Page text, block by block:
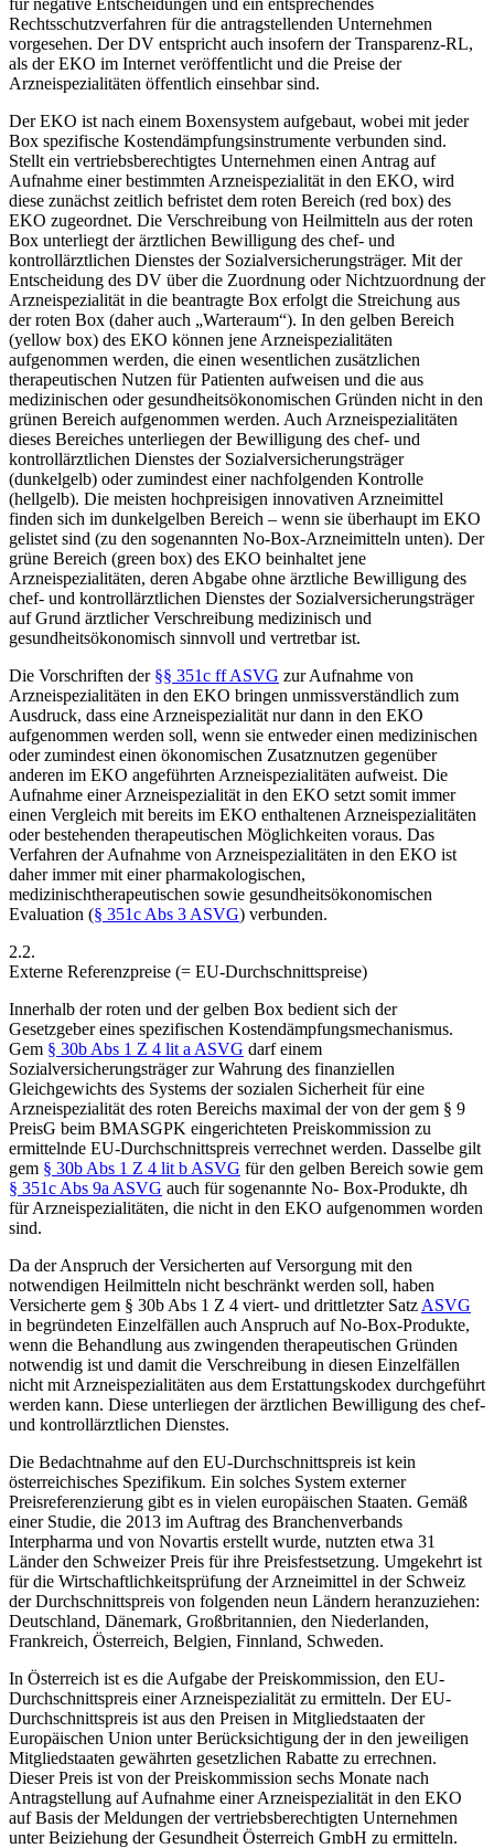
Rechtsschutzverfahren für die antragstellenden Unternehmen
vorgesehen. Der DV entspricht auch insofern der Transparenz-RL,
als der EKO im Internet veröffentlicht und die Preise der
Arzneispezialitäten öffentlich einsehbar sind.
Der EKO ist nach einem Boxensystem aufgebaut, wobei mit jeder
Box spezifische Kostendämpfungsinstrumente verbunden sind.
Stellt ein vertriebsberechtigtes Unternehmen einen Antrag auf
Aufnahme einer bestimmten Arzneispezialität in den EKO, wird
diese zunächst zeitlich befristet dem roten Bereich (red box) des
EKO zugeordnet. Die Verschreibung von Heilmitteln aus der roten
Box unterliegt der ärztlichen Bewilligung des chef- und
kontrollärztlichen Dienstes der Sozialversicherungsträger. Mit der
Entscheidung des DV über die Zuordnung oder Nichtzuordnung der
Arzneispezialität in die beantragte Box erfolgt die Streichung aus
der roten Box (daher auch „Warteraum“). In den gelben Bereich
(yellow box) des EKO können jene Arzneispezialitäten
aufgenommen werden, die einen wesentlichen zusätzlichen
therapeutischen Nutzen für Patienten aufweisen und die aus
medizinischen oder gesundheitsökonomischen Gründen nicht in den
grünen Bereich aufgenommen werden. Auch Arzneispezialitäten
dieses Bereiches unterliegen der Bewilligung des chef- und
kontrollärztlichen Dienstes der Sozialversicherungsträger
(dunkelgelb) oder zumindest einer nachfolgenden Kontrolle
(hellgelb). Die meisten hochpreisigen innovativen Arzneimittel
finden sich im dunkelgelben Bereich – wenn sie überhaupt im EKO
gelistet sind (zu den sogenannten No-Box-Arzneimitteln unten). Der
grüne Bereich (green box) des EKO beinhaltet jene
Arzneispezialitäten, deren Abgabe ohne ärztliche Bewilligung des
chef- und kontrollärztlichen Dienstes der Sozialversicherungsträger
auf Grund ärztlicher Verschreibung medizinisch und
gesundheitsökonomisch sinnvoll und vertretbar ist.
Die Vorschriften der §§ 351c ff ASVG zur Aufnahme von
Arzneispezialitäten in den EKO bringen unmissverständlich zum
Ausdruck, dass eine Arzneispezialität nur dann in den EKO
aufgenommen werden soll, wenn sie entweder einen medizinischen
oder zumindest einen ökonomischen Zusatznutzen gegenüber
anderen im EKO angeführten Arzneispezialitäten aufweist. Die
Aufnahme einer Arzneispezialität in den EKO setzt somit immer
einen Vergleich mit bereits im EKO enthaltenen Arzneispezialitäten
oder bestehenden therapeutischen Möglichkeiten voraus. Das
Verfahren der Aufnahme von Arzneispezialitäten in den EKO ist
daher immer mit einer pharmakologischen,
medizinischtherapeutischen sowie gesundheitsökonomischen
Evaluation (§ 351c Abs 3 ASVG) verbunden.
2.2.
Externe Referenzpreise (= EU-Durchschnittspreise)
Innerhalb der roten und der gelben Box bedient sich der
Gesetzgeber eines spezifischen Kostendämpfungsmechanismus.
Gem § 30b Abs 1 Z 4 lit a ASVG darf einem
Sozialversicherungsträger zur Wahrung des finanziellen
Gleichgewichts des Systems der sozialen Sicherheit für eine
Arzneispezialität des roten Bereichs maximal der von der gem § 9
PreisG beim BMASGPK eingerichteten Preiskommission zu
ermittelnde EU-Durchschnittspreis verrechnet werden. Dasselbe gilt
gem § 30b Abs 1 Z 4 lit b ASVG für den gelben Bereich sowie gem
§ 351c Abs 9a ASVG auch für sogenannte No- Box-Produkte, dh
für Arzneispezialitäten, die nicht in den EKO aufgenommen worden
sind.
Da der Anspruch der Versicherten auf Versorgung mit den
notwendigen Heilmitteln nicht beschränkt werden soll, haben
Versicherte gem § 30b Abs 1 Z 4 viert- und drittletzter Satz ASVG
in begründeten Einzelfällen auch Anspruch auf No-Box-Produkte,
wenn die Behandlung aus zwingenden therapeutischen Gründen
notwendig ist und damit die Verschreibung in diesen Einzelfällen
nicht mit Arzneispezialitäten aus dem Erstattungskodex durchgeführt
werden kann. Diese unterliegen der ärztlichen Bewilligung des chef-
und kontrollärztlichen Dienstes.
Die Bedachtnahme auf den EU-Durchschnittspreis ist kein
österreichisches Spezifikum. Ein solches System externer
Preisreferenzierung gibt es in vielen europäischen Staaten. Gemäß
einer Studie, die 2013 im Auftrag des Branchenverbands
Interpharma und von Novartis erstellt wurde, nutzten etwa 31
Länder den Schweizer Preis für ihre Preisfestsetzung. Umgekehrt ist
für die Wirtschaftlichkeitsprüfung der Arzneimittel in der Schweiz
der Durchschnittspreis von folgenden neun Ländern heranzuziehen:
Deutschland, Dänemark, Großbritannien, den Niederlanden,
Frankreich, Österreich, Belgien, Finnland, Schweden.
In Österreich ist es die Aufgabe der Preiskommission, den EU-
Durchschnittspreis einer Arzneispezialität zu ermitteln. Der EU-
Durchschnittspreis ist aus den Preisen in Mitgliedstaaten der
Europäischen Union unter Berücksichtigung der in den jeweiligen
Mitgliedstaaten gewährten gesetzlichen Rabatte zu errechnen.
Dieser Preis ist von der Preiskommission sechs Monate nach
Antragstellung auf Aufnahme einer Arzneispezialität in den EKO
auf Basis der Meldungen der vertriebsberechtigten Unternehmen
unter Beiziehung der Gesundheit Österreich GmbH zu ermitteln.